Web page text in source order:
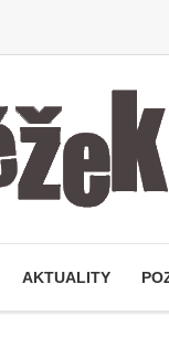
AKTUALITY